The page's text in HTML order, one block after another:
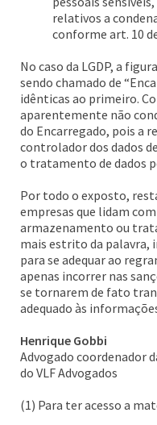
relativos a
conforme art. 10
No caso da LGDP, a
sendo chamado de
idênticas ao primeiro.
aparentemente não
do Encarregado, pois a
controlador dos dados
o tratamento de dados
Por todo o exposto,
empresas que lidam
armazenamento ou
mais estrito da palavra,
para se adequar ao
apenas incorrer nas
se tornarem de fato
adequado às
Henrique Gobbi
Advogado coordenador
do VLF Advogados
(1) Para ter acesso a